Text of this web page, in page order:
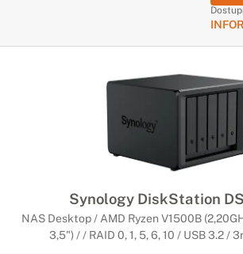
Synology DiskStation
NAS Desktop / AMD Ryzen V1500B
3,5") / / RAID 0, 1, 5, 6, 10 / USB 3.2 /